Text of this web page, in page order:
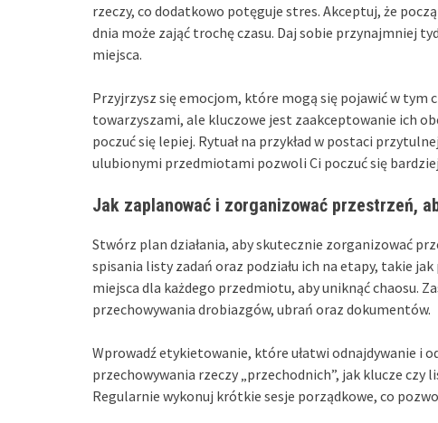
rzeczy, co dodatkowo potęguje stres. Akceptuj, że
dnia może zająć trochę czasu. Daj sobie przynajmniej
miejsca.
Przyjrzysz się emocjom, które mogą się pojawić w tym
towarzyszami, ale kluczowe jest zaakceptowanie ich
poczuć się lepiej. Rytuał na przykład w postaci
ulubionymi przedmiotami pozwoli Ci poczuć się
Jak zaplanować i zorganizować przestrzeń,
Stwórz plan działania, aby skutecznie zorganizować
spisania listy zadań oraz podziału ich na etapy, takie
miejsca dla każdego przedmiotu, aby uniknąć chaosu.
przechowywania drobiazgów, ubrań oraz dokumentów.
Wprowadź etykietowanie, które ułatwi odnajdywanie i
przechowywania rzeczy „przechodnich”, jak klucze
Regularnie wykonuj krótkie sesje porządkowe, co